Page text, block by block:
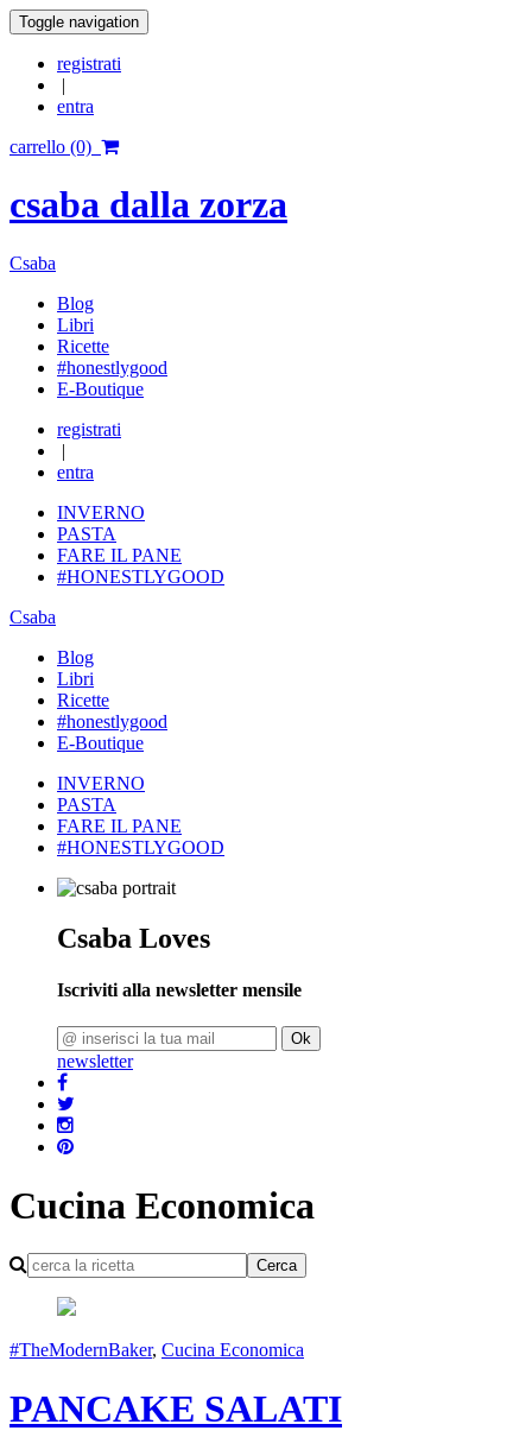
Toggle navigation
registrati
|
entra
carrello (0)
csaba dalla zorza
Csaba
Blog
Libri
Ricette
#honestlygood
E-Boutique
registrati
|
entra
INVERNO
PASTA
FARE IL PANE
#HONESTLYGOOD
Csaba
Blog
Libri
Ricette
#honestlygood
E-Boutique
INVERNO
PASTA
FARE IL PANE
#HONESTLYGOOD
Csaba Loves
Iscriviti alla newsletter mensile
Ok
newsletter
Cucina Economica
#TheModernBaker, Cucina Economica
PANCAKE SALATI